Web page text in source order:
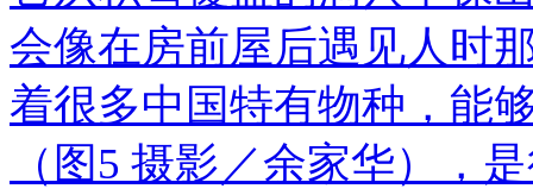
会像在房前屋后遇见人时
着很多中国特有物种，能
（图5 摄影／余家华），